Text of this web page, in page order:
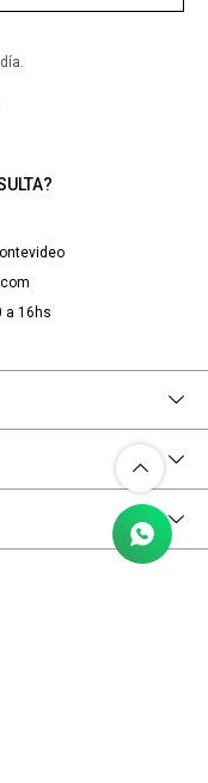
a 16hs